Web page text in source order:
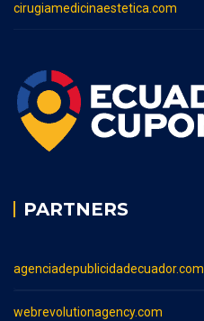
cirugiamedicinaestetica.com
PARTNERS
agenciadepublicidadecuador.com
webrevolutionagency.com